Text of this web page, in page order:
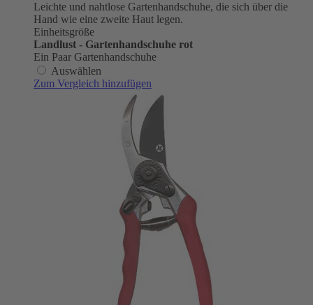
Leichte und nahtlose Gartenhandschuhe, die sich über die
Hand wie eine zweite Haut legen.
Einheitsgröße
Landlust - Gartenhandschuhe rot
Ein Paar Gartenhandschuhe
Auswählen
Zum Vergleich hinzufügen